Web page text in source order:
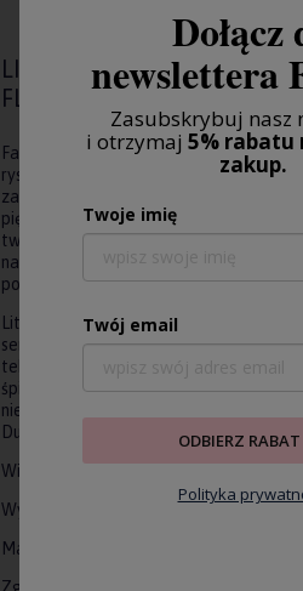
LITTLE DUTCH FARTUSZEK
FLOWERS
Fartuszek Little Pink Flowers od Little
rysowania, malowania i projektów DIY
zawsze powinny być odpowiednio
pięknemu fartuszkowi od Little Dutch
twórcza porwie Twoje dziecko! Łatwe
na rzep z tyłu i praktyczne ściągacze na
pozostałych akcesoriów plastycznych
Little Dutch to holenderska firma
serce w tworzenie produktów dla
tekstylia, produkowane z bawełny
śpiworki do spania, otulacze, akcesoria
niemowląt, jak również zabawki, czy
Dutch cechuje spokojna, pastelowa
Wiek rekomendowany: 3-5 lat
Wymiary: 17,5x20,5x3,5 cm
Materiał: nylon
Dołącz
newslettera
Zasubskrybuj nasz
i otrzymaj 5% rabatu
zakup.
Twoje imię
Twój email
ODBIERZ
Polityka